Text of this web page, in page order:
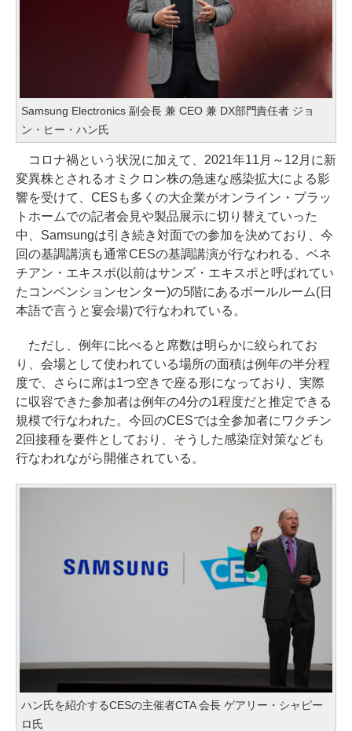
Samsung Electronics 副会長 兼 CEO 兼 DX部門責任者 ジョ
ン・ヒー・ハン氏
コロナ禍という状況に加えて、2021年11月～12月に新
変異株とされるオミクロン株の急速な感染拡大による影
響を受けて、CESも多くの大企業がオンライン・プラッ
トホームでの記者会見や製品展示に切り替えていった
中、Samsungは引き続き対面での参加を決めており、今
回の基調講演も通常CESの基調講演が行なわれる、ベネ
チアン・エキスポ(以前はサンズ・エキスポと呼ばれてい
たコンベンションセンター)の5階にあるボールルーム(日
本語で言うと宴会場)で行なわれている。
ただし、例年に比べると席数は明らかに絞られてお
り、会場として使われている場所の面積は例年の半分程
度で、さらに席は1つ空きで座る形になっており、実際
に収容できた参加者は例年の4分の1程度だと推定できる
規模で行なわれた。今回のCESでは全参加者にワクチン
2回接種を要件としており、そうした感染症対策なども
行なわれながら開催されている。
ハン氏を紹介するCESの主催者CTA 会長 ゲアリー・シャピー
ロ氏